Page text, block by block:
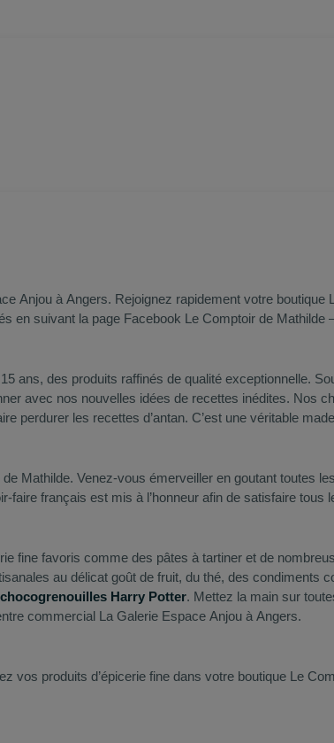
Anjou à Angers. Rejoignez rapidement votre
en suivant la page Facebook Le Comptoir de Mathilde
ans, des produits raffinés de qualité exceptionnelle.
avec nos nouvelles idées de recettes inédites. Nos
perdurer les recettes d’antan. C’est une véritable
Mathilde. Venez-vous émerveiller en goutant toutes
français est mis à l’honneur afin de satisfaire tous
fine favoris comme des pâtes à tartiner et de
au délicat goût de fruit, du thé, des condiments
chocogrenouilles Harry Potter. Mettez la main sur
commercial La Galerie Espace Anjou à Angers.
produits d’épicerie fine dans votre boutique Le